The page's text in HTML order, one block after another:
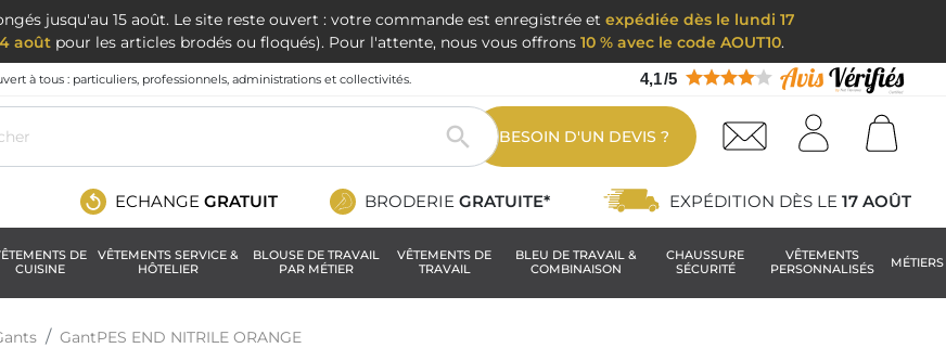
jusqu'au 15 août. Le site reste ouvert : votre commande est enregistrée etexpédiée dès le lundi 17
août pour les articles brodés ou floqués). Pour l'attente, nous vous offrons 10 % avec le code AOUT10.
à tous : particuliers, professionnels, administrations et collectivités. 4,1/5
 BESOIN D'UN DEVIS ?
ECHANGE GRATUIT BRODERIE GRATUITE* EXPÉDITION DÈS LE 17 AOÛT
DE
CUISINE
VÊTEMENTS SERVICE &
HÔTELIER
BLOUSE DE TRAVAIL
PAR MÉTIER
VÊTEMENTS DE
TRAVAIL
BLEU DE TRAVAIL &
COMBINAISON
CHAUSSURE
SÉCURITÉ
VÊTEMENTS
PERSONNALISÉS
MÉTIERS
GantPES END NITRILE ORANGE